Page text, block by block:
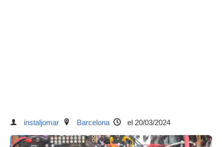
instaljomar Barcelona el 20/03/2024